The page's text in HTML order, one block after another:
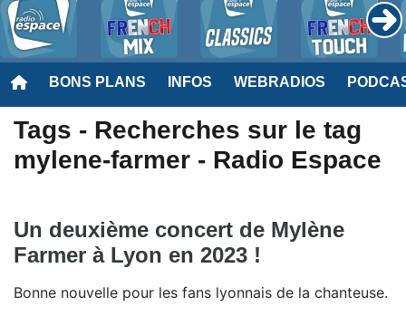
BONS PLANS INFOS WEBRADIOS
Tags - Recherches sur le tag
mylene-farmer - Radio Espace
Un deuxième concert de Mylène
Farmer à Lyon en 2023 !
Bonne nouvelle pour les fans lyonnais de la chanteuse.